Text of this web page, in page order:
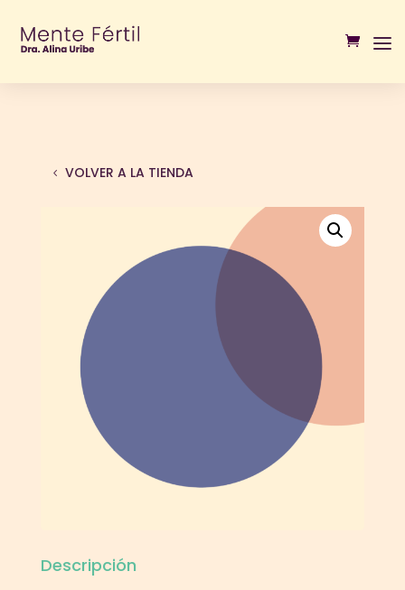
VOLVER A LA TIENDA
Descripción